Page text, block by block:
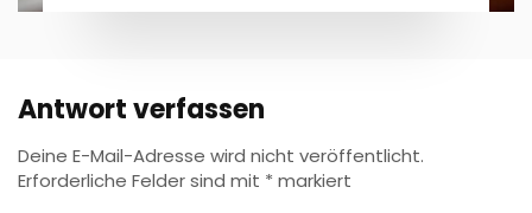
Antwort verfassen
Deine E-Mail-Adresse wird nicht veröffentlicht.
Erforderliche Felder sind mit * markiert